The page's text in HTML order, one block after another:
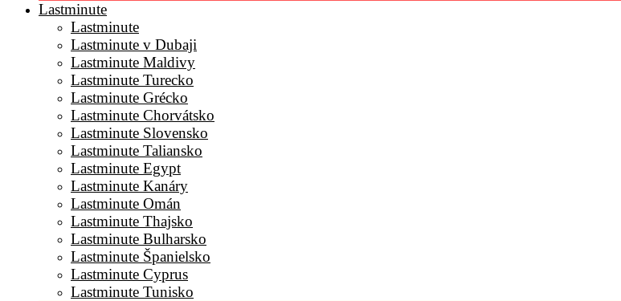
Lastminute
Lastminute
Lastminute v Dubaji
Lastminute Maldivy
Lastminute Turecko
Lastminute Grécko
Lastminute Chorvátsko
Lastminute Slovensko
Lastminute Taliansko
Lastminute Egypt
Lastminute Kanáry
Lastminute Omán
Lastminute Thajsko
Lastminute Bulharsko
Lastminute Španielsko
Lastminute Cyprus
Lastminute Tunisko